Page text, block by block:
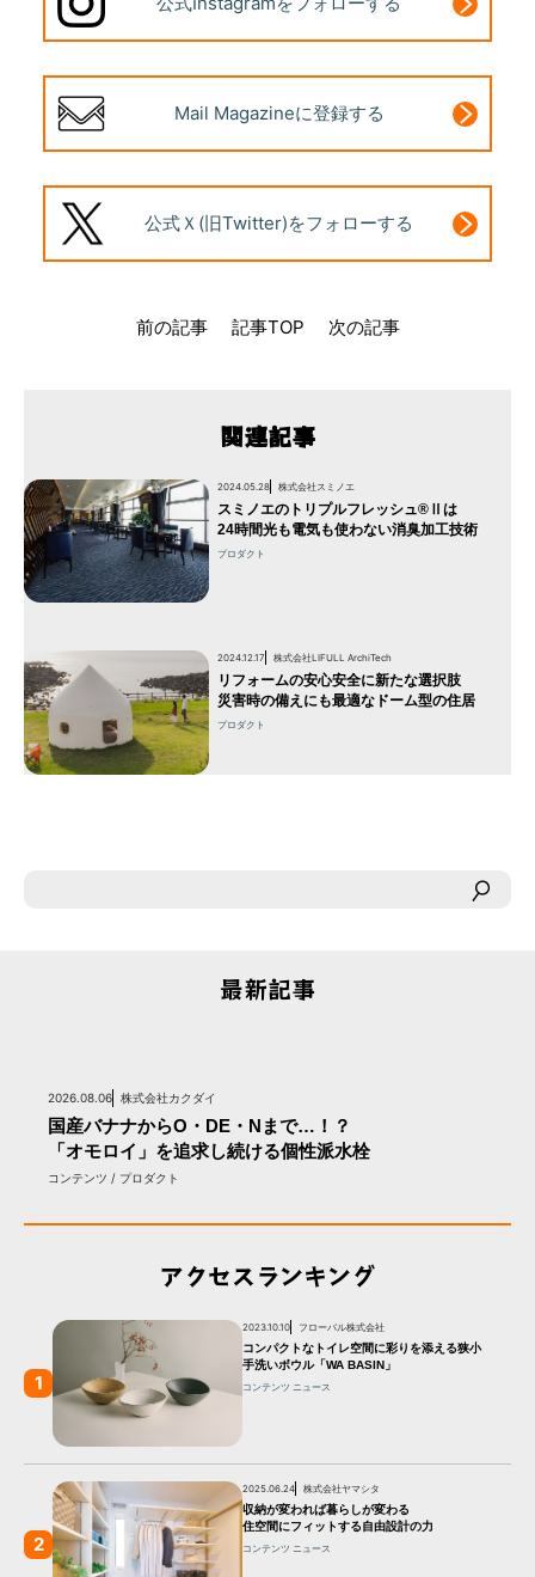
Mail Magazineに登録する
公式Ｘ(旧Twitter)をフォローする
前の記事 記事TOP 次の記事
関連記事
2024.05.28 株式会社スミノエ
スミノエのトリプルフレッシュ®Ⅱは
24時間光も電気も使わない消臭加工技術
プロダクト
2024.12.17 株式会社LIFULL ArchiTech
リフォームの安心安全に新たな選択肢
災害時の備えにも最適なドーム型の住居
プロダクト
最新記事
2026.08.06 株式会社カクダイ
国産バナナからO・DE・Nまで…！？
「オモロイ」を追求し続ける個性派水栓
コンテンツ / プロダクト
アクセスランキング
1
2023.10.10 フローバル株式会社
コンパクトなトイレ空間に彩りを添える狭小
手洗いボウル「WA BASIN」
コンテンツ ニュース
2
2025.06.24 株式会社ヤマシタ
収納が変われば暮らしが変わる
住空間にフィットする自由設計の力
コンテンツ ニュース